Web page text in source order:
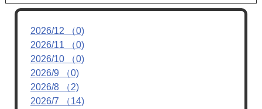
2026/12 （0)
2026/11 （0)
2026/10 （0)
2026/9 （0)
2026/8 （2)
2026/7 （14)